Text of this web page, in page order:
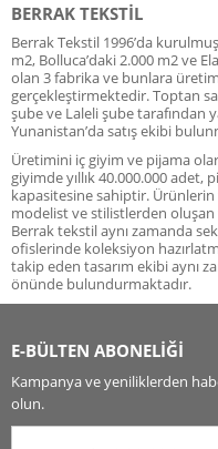
BERRAK TEKSTIL
Berrak Tekstil 1996’da
m2, Bolluca’daki 2.000 m2 ve
olan 3 fabrika ve bunlara
gerçekleştirmektedir. Toptan
şube ve Laleli şube tarafından
Yunanistan’da satış ekibi
Üretimini iç giyim ve pijama
giyimde yıllık 40.000.000 adet,
kapasitesine sahiptir. Ürünlerin
modelist ve stilistlerden oluşan
Berrak tekstil aynı zamanda
ofislerinde koleksiyon
takip eden tasarım ekibi aynı
önünde bulundurmaktadır.
E-BÜLTEN ABONELİĞİ
Kampanya ve yeniliklerden
olun.